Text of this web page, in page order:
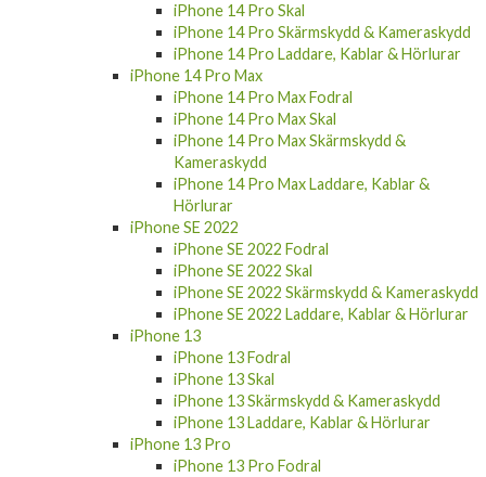
iPhone 14 Pro Skal
iPhone 14 Pro Skärmskydd & Kameraskydd
iPhone 14 Pro Laddare, Kablar & Hörlurar
iPhone 14 Pro Max
iPhone 14 Pro Max Fodral
iPhone 14 Pro Max Skal
iPhone 14 Pro Max Skärmskydd &
Kameraskydd
iPhone 14 Pro Max Laddare, Kablar &
Hörlurar
iPhone SE 2022
iPhone SE 2022 Fodral
iPhone SE 2022 Skal
iPhone SE 2022 Skärmskydd & Kameraskydd
iPhone SE 2022 Laddare, Kablar & Hörlurar
iPhone 13
iPhone 13 Fodral
iPhone 13 Skal
iPhone 13 Skärmskydd & Kameraskydd
iPhone 13 Laddare, Kablar & Hörlurar
iPhone 13 Pro
iPhone 13 Pro Fodral